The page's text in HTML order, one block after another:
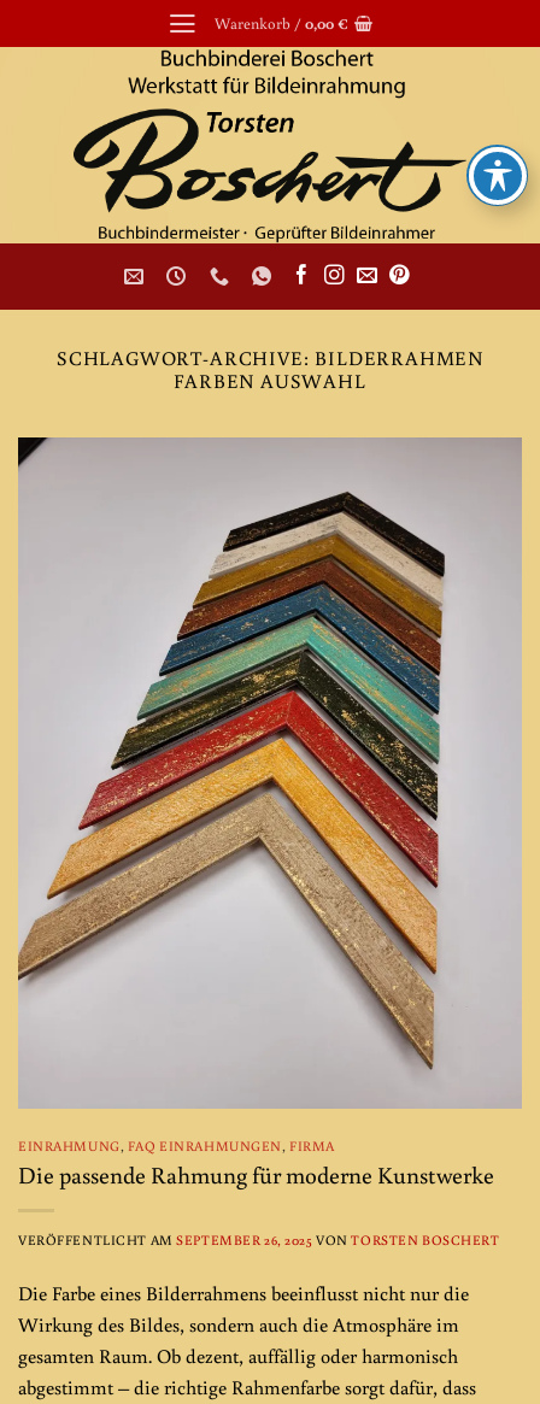
Inhalt
Warenkorb /0,00€
SCHLAGWORT-ARCHIVE: BILDERRAHMEN
FARBEN AUSWAHL
EINRAHMUNG , FAQ EINRAHMUNGEN ,FIRMA
Die passende Rahmung für moderne Kunstwerke
VERÖFFENTLICHT AMSEPTEMBER 26, 2025 VONTORSTEN BOSCHERT
Die Farbe eines Bilderrahmens beeinflusst nicht nur die
Wirkung des Bildes, sondern auch die Atmosphäre im
gesamten Raum. Ob dezent, auffällig oder harmonisch
abgestimmt – die richtige Rahmenfarbe sorgt dafür, dass